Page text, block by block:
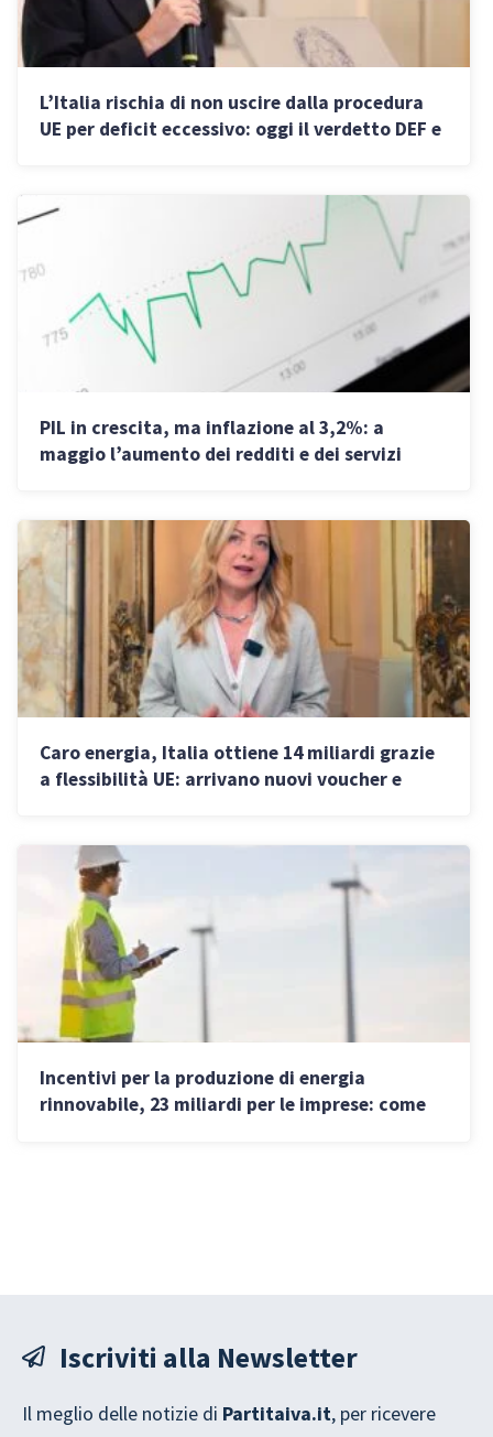
L’Italia rischia di non uscire dalla procedura
UE per deficit eccessivo: oggi il verdetto DEF e
PIL in crescita, ma inflazione al 3,2%: a
maggio l’aumento dei redditi e dei servizi
Caro energia, Italia ottiene 14 miliardi grazie
a flessibilità UE: arrivano nuovi voucher e
Incentivi per la produzione di energia
rinnovabile, 23 miliardi per le imprese: come
Iscriviti alla Newsletter
Il meglio delle notizie di Partitaiva.it, per ricevere